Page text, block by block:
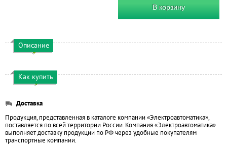
В корзину
Описание
Как купить
Доставка
Продукция, представленная в каталоге компании «Электроавтоматика»,
поставляется по всей территории России. Компания «Электроавтоматика»
выполняет доставку продукции по РФ через удобные покупателям
транспортные компании.